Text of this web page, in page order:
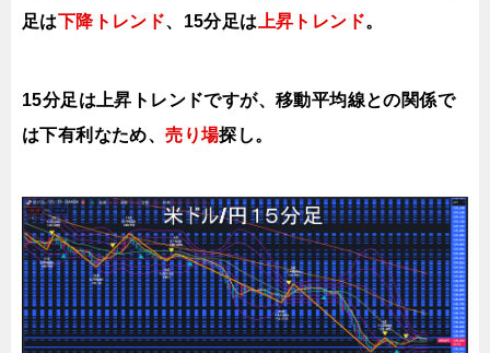
足は下降トレンド、15分足は 上昇トレンド。
15分足は上昇トレンドですが、移動平均線との関係で
は下有利なため、売り場探し。